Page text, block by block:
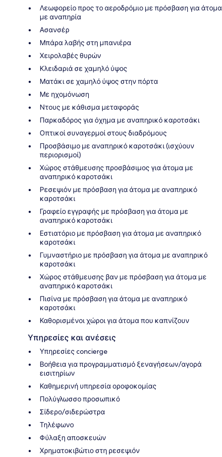
Λεωφορείο προς το αεροδρόμιο με πρόσβαση για άτομα
με αναπηρία
Ασανσέρ
Μπάρα λαβής στη μπανιέρα
Χειρολαβές θυρών
Κλειδαριά σε χαμηλό ύψος
Ματάκι σε χαμηλό ύψος στην πόρτα
Με ηχομόνωση
Ντους με κάθισμα μεταφοράς
Παρκαδόρος για όχημα με αναπηρικό καροτσάκι
Οπτικοί συναγερμοί στους διαδρόμους
Προσβάσιμο με αναπηρικό καροτσάκι (ισχύουν
περιορισμοί)
Χώρος στάθμευσης προσβάσιμος για άτομα με
αναπηρικό καροτσάκι
Ρεσεψιόν με πρόσβαση για άτομα με αναπηρικό
καροτσάκι
Γραφείο εγγραφής με πρόσβαση για άτομα με
αναπηρικό καροτσάκι
Εστιατόριο με πρόσβαση για άτομα με αναπηρικό
καροτσάκι
Γυμναστήριο με πρόσβαση για άτομα με αναπηρικό
καροτσάκι
Χώρος στάθμευσης βαν με πρόσβαση για άτομα με
αναπηρικό καροτσάκι
Πισίνα με πρόσβαση για άτομα με αναπηρικό
καροτσάκι
Καθορισμένοι χώροι για άτομα που καπνίζουν
Υπηρεσίες και ανέσεις
Υπηρεσίες concierge
Βοήθεια για προγραμματισμό ξεναγήσεων/αγορά
εισιτηρίων
Καθημερινή υπηρεσία οροφοκομίας
Πολύγλωσσο προσωπικό
Σίδερο/σιδερώστρα
Τηλέφωνο
Φύλαξη αποσκευών
Χρηματοκιβώτιο στη ρεσεψιόν